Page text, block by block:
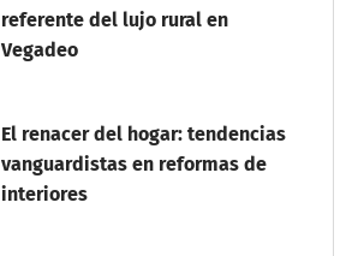
referente del lujo rural en
Vegadeo
El renacer del hogar: tendencias
vanguardistas en reformas de
interiores